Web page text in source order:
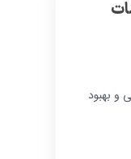
و بهبود